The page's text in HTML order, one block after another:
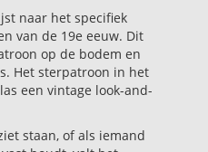
naar het specifiek
van de 19e eeuw. Dit
op de bodem en
Het sterpatroon in het
een vintage look-and-
staan, of als iemand